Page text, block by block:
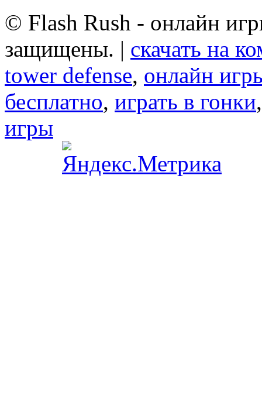
© Flash Rush - онлайн
защищены. | скачать на
tower defense, онлайн
бесплатно, играть в гонки
игры